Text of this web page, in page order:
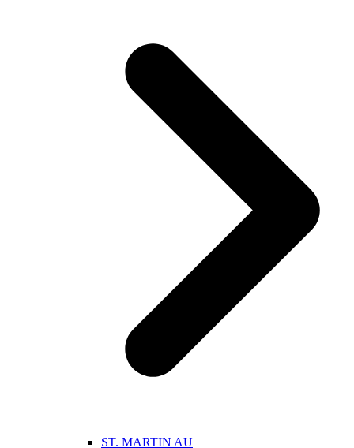
ST. MARTIN AU